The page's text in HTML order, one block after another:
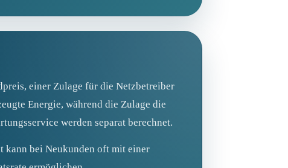
einer Zulage für die Netzbetreiber
Energie, während die Zulage die
werden separat berechnet.
kann bei Neukunden oft mit einer